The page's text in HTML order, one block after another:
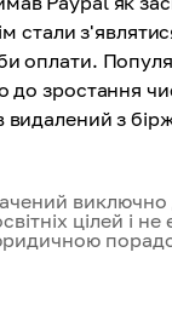
стали
оплати.
до зростання
видалений з
виключно
цілей і